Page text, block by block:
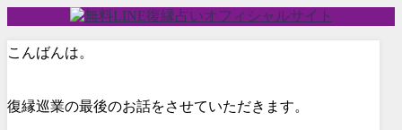
こんばんは。
復縁巡業の最後のお話をさせていただきます。